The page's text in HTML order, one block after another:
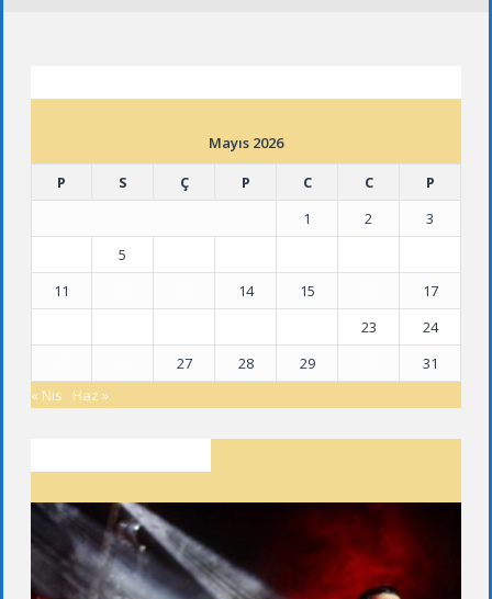
Mayıs 2026
P
S Ç P C C
P
1
2
3
5
11
14 15
17
23
24
27 28 29
31
« Nis
Haz »